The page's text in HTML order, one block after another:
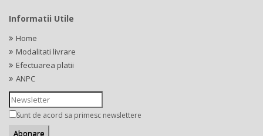
Informatii Utile
Home
Modalitati livrare
Efectuarea platii
ANPC
Sunt de acord sa primesc newslettere